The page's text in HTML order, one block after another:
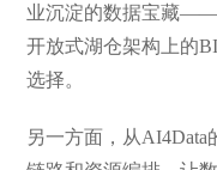
业沉淀的数据宝藏——
开放式湖仓架构上的
选择。
另一方面，从